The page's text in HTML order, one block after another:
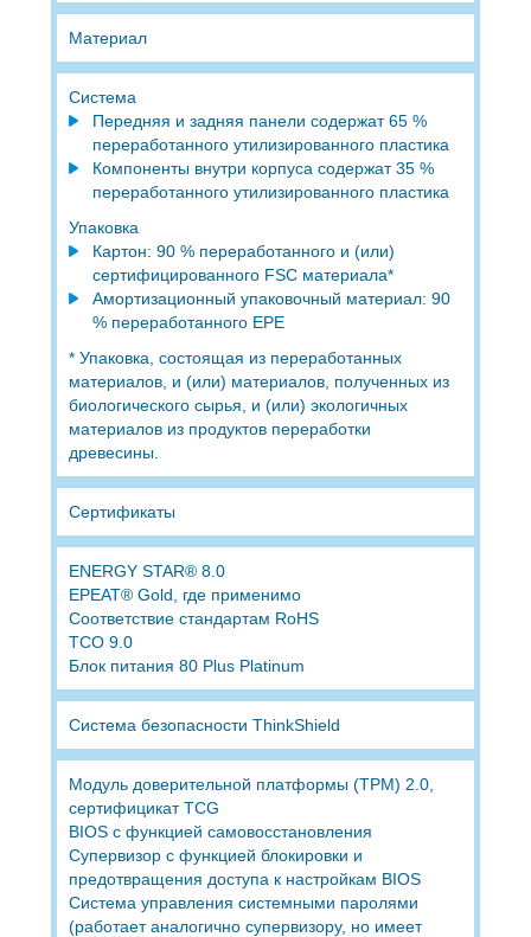
Материал
Система
Передняя и задняя панели содержат 65 %
переработанного утилизированного пластика
Компоненты внутри корпуса содержат 35 %
переработанного утилизированного пластика
Упаковка
Картон: 90 % переработанного и (или)
сертифицированного FSC материала*
Амортизационный упаковочный материал: 90
% переработанного EPE
* Упаковка, состоящая из переработанных
материалов, и (или) материалов, полученных из
биологического сырья, и (или) экологичных
материалов из продуктов переработки
древесины.
Сертификаты
ENERGY STAR® 8.0
EPEAT® Gold, где применимо
Соответствие стандартам RoHS
TCO 9.0
Блок питания 80 Plus Platinum
Система безопасности ThinkShield
Модуль доверительной платформы (TPM) 2.0,
сертифицикат TCG
BIOS с функцией самовосстановления
Супервизор с функцией блокировки и
предотвращения доступа к настройкам BIOS
Система управления системными паролями
(работает аналогично супервизору, но имеет